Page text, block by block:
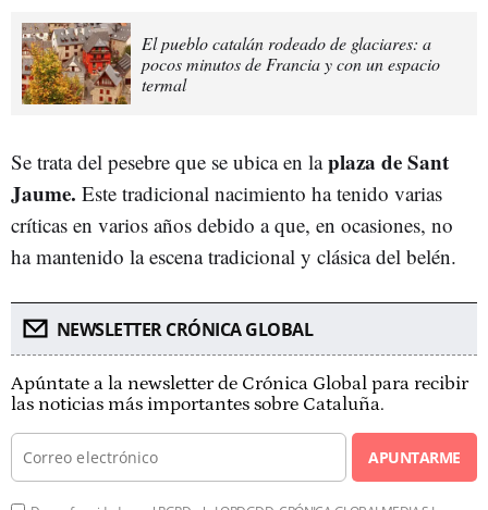
El pueblo catalán rodeado de glaciares: a
pocos minutos de Francia y con un espacio
termal
Se trata del pesebre que se ubica en laplaza de Sant
Jaume. Este tradicional nacimiento ha tenido varias
críticas en varios años debido a que, en ocasiones, no
ha mantenido la escena tradicional y clásica del belén.
NEWSLETTER CRÓNICA GLOBAL
Apúntate a la newsletter de Crónica Global para recibir
las noticias más importantes sobre Cataluña.
APUNTARME